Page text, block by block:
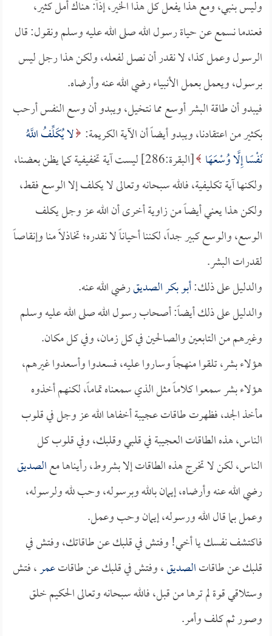
وليس بنبي، ومع هذا يفعل كل هذا الخير، إذاً: هناك أمل كثير،
فعندما نسمع عن حياة رسول الله صلى الله عليه وسلم ونقول: قال
الرسول وعمل كذا، لا نقدر أن نصل لفعله، ولكن هذا رجل ليس
برسول، ويعمل بعمل الأنبياء رضي الله عنه وأرضاه.
فيبدو أن طاقة البشر أوسع مما نتخيل، ويبدو أن وسع النفس أرحب
بكثير من اعتقادنا، ويبدو أيضاً أن الآية الكريمة: لا يُكَلِّفُ اللَّهُ
نَفْسًا إِلَّا وُسْعَهَا
[البقرة:286] ليست آية تخفيفية كما يظن بعضنا،
ولكنها آية تكليفية، فالله سبحانه وتعالى لا يكلف إلا الوسع فقط،
ولكن هذا يعني أيضاً من زاوية أخرى أن الله عز وجل يكلف
الوسع، والوسع كبير جداً، لكننا أحياناً لا نقدره؛ تخاذلاً منا وإنقاصاً
لقدرات البشر.
والدليل على ذلك:أبو بكر الصديقرضي الله عنه.
والدليل على ذلك أيضاً: أصحاب رسول الله صلى الله عليه وسلم
وغيرهم من التابعين والصالحين في كل زمان، وفي كل مكان.
هؤلاء بشر، تلقوا منهجاً وساروا عليه، فسعدوا وأسعدوا غيرهم،
هؤلاء بشر سمعوا كلاماً مثل الذي سمعناه تماماً، لكنهم أخذوه
مأخذ الجد، فظهرت طاقات عجيبة أخفاها الله عز وجل في قلوب
الناس، هذه الطاقات العجيبة في قلبي وقلبك، وفي قلوب كل
الناس، لكن لا تخرج هذه الطاقات إلا بشروط، رأيناها معالصديق
رضي الله عنه وأرضاه، إيمان بالله وبرسوله، وحب لله ولرسوله،
وعمل بما قال الله ورسوله، إيمان وحب وعمل.
فاكتشف نفسك يا أخي! وفتش في قلبك عن طاقاتك، وفتش في
قلبك عن طاقاتالصديق، وفتش في قلبك عن طاقاتعمر، فتش
وستلاقي قوة لم ترها من قبل، فالله سبحانه وتعالى الحكيم خلق
وصور ثم كلف وأمر.